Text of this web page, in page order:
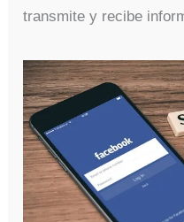
transmite y recibe